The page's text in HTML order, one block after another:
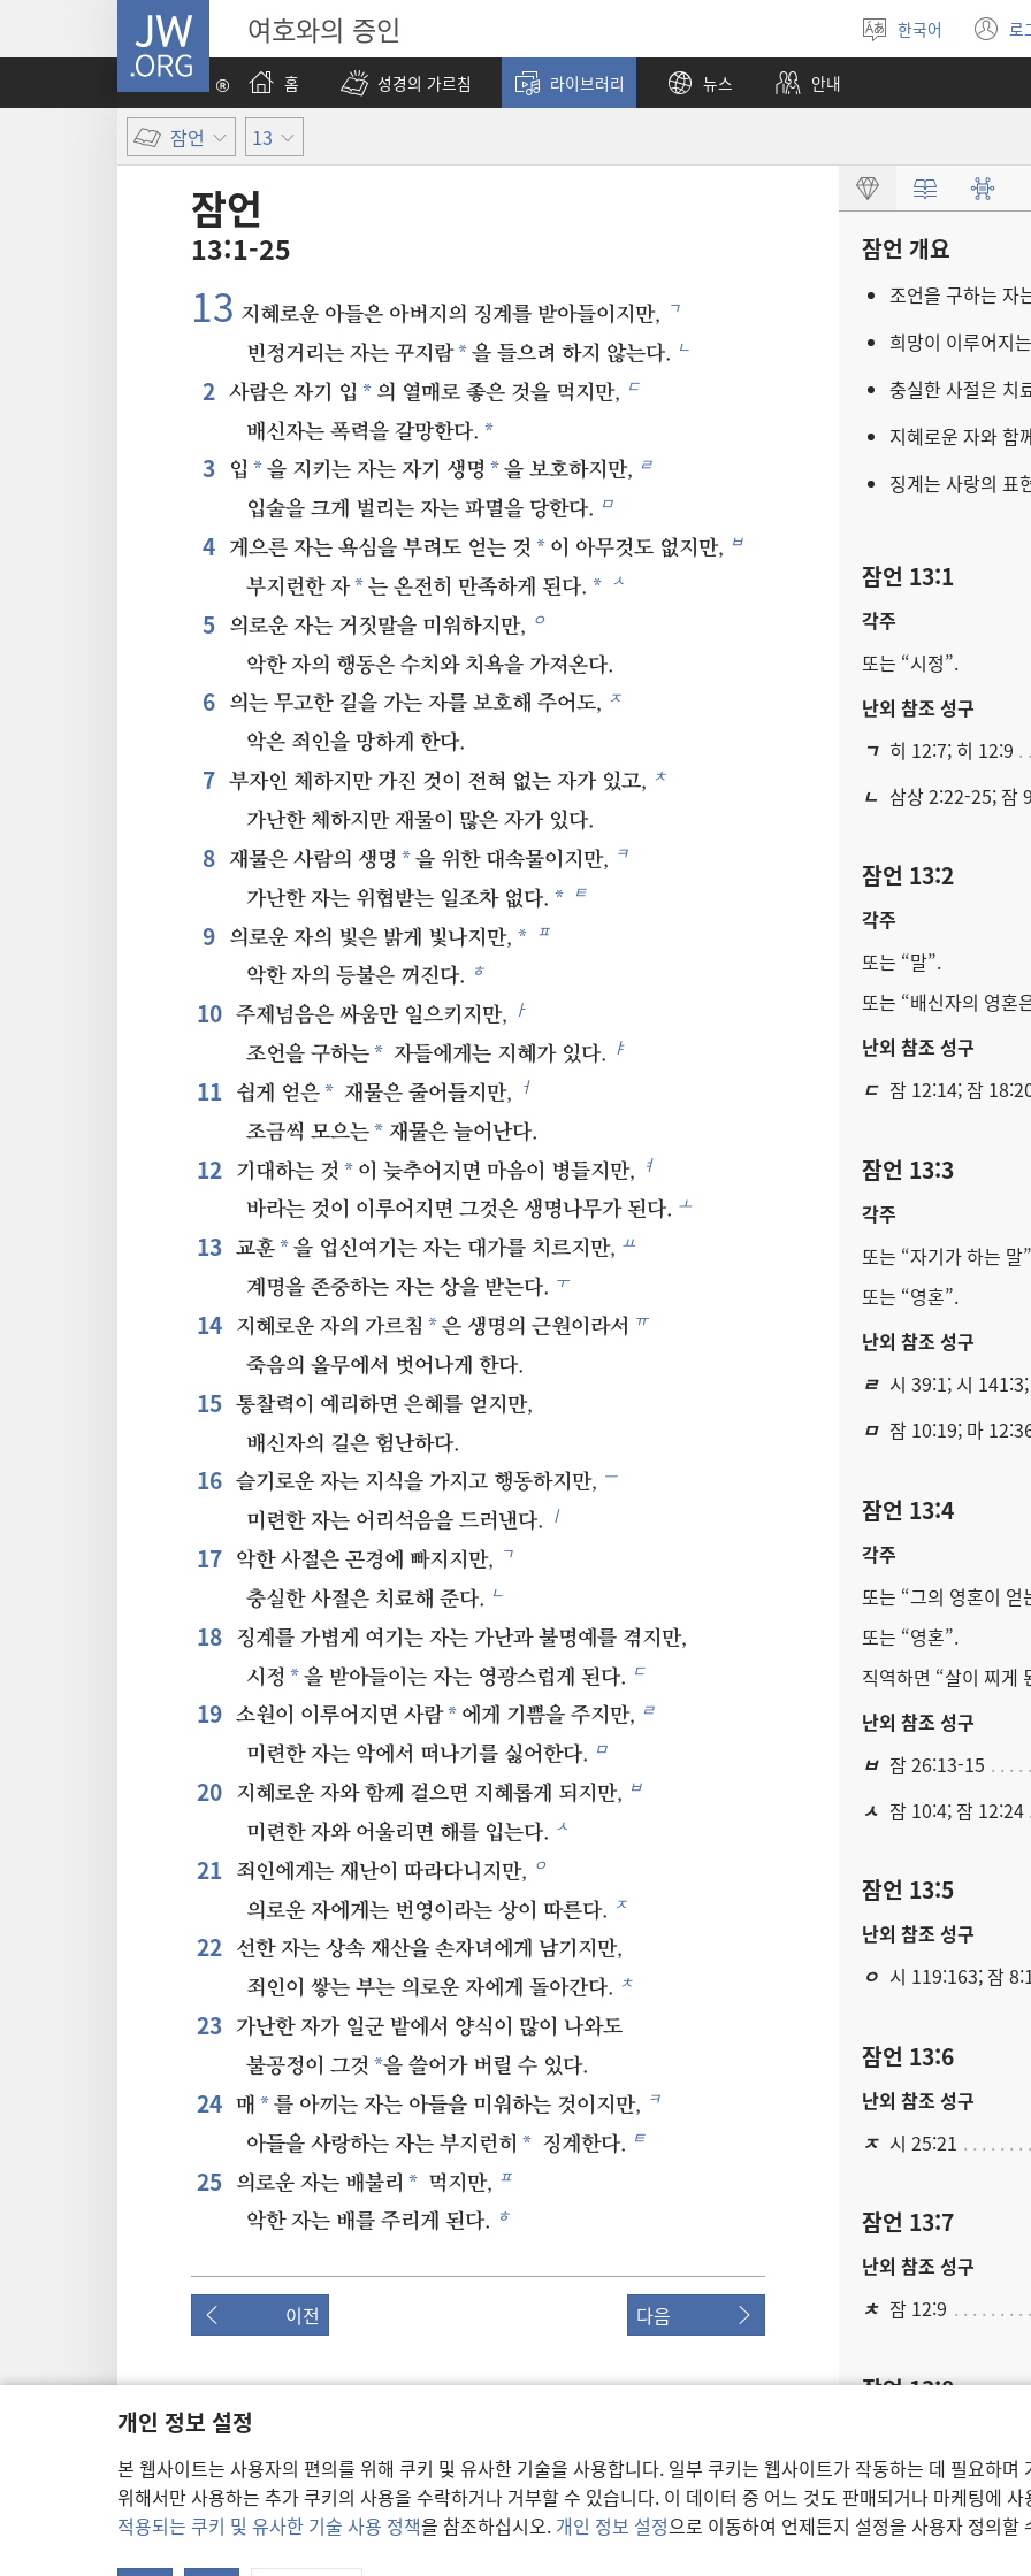
개인 정보 설정
본 웹사이트는 사용자의 편의를 위해 쿠키 및 유사한 기술을 사용합니다. 일부 쿠키는 웹사이트가 작동하는 데 필요하
위해서만 사용하는 추가 쿠키의 사용을 수락하거나 거부할 수 있습니다. 이 데이터 중 어느 것도 판매되거나 마케팅에
적용되는 쿠키 및 유사한 기술 사용 정책을 참조하십시오. 개인 정보 설정으로 이동하여 언제든지 설정을 사용자 정의할
JW.ORG 여호와의 증인
언어
선택
한국어 로
(
창
홈
성경의 가르침 라이브러리 뉴스 안내
잠언 13
잠언
13:1-25
13 지혜로운 아들은 아버지의 징계를 받아들이지만, ㄱ
빈정거리는 자는 꾸지람*을 들으려 하지 않는다. ㄴ
2 사람은 자기 입 * 의 열매로 좋은 것을 먹지만, ㄷ
배신자는 폭력을 갈망한다. *
3 입 * 을 지키는 자는 자기 생명 * 을 보호하지만, ㄹ
입술을 크게 벌리는 자는 파멸을 당한다. ㅁ
4 게으른 자는 욕심을 부려도 얻는 것 * 이 아무것도 없지만, ㅂ
부지런한 자*는 온전히 만족하게 된다. * ㅅ
5 의로운 자는 거짓말을 미워하지만, ㅇ
악한 자의 행동은 수치와 치욕을 가져온다.
6 의는 무고한 길을 가는 자를 보호해 주어도, ㅈ
악은 죄인을 망하게 한다.
7 부자인 체하지만 가진 것이 전혀 없는 자가 있고, ㅊ
가난한 체하지만 재물이 많은 자가 있다.
8 재물은 사람의 생명 * 을 위한 대속물이지만, ㅋ
가난한 자는 위협받는 일조차 없다. * ㅌ
9 의로운 자의 빛은 밝게 빛나지만, * ㅍ
악한 자의 등불은 꺼진다. ㅎ
10 주제넘음은 싸움만 일으키지만, ㅏ
조언을 구하는* 자들에게는 지혜가 있다. ㅑ
11 쉽게 얻은 * 재물은 줄어들지만, ㅓ
조금씩 모으는* 재물은 늘어난다.
12 기대하는 것 * 이 늦추어지면 마음이 병들지만, ㅕ
바라는 것이 이루어지면 그것은 생명나무가 된다. ㅗ
13 교훈 * 을 업신여기는 자는 대가를 치르지만, ㅛ
계명을 존중하는 자는 상을 받는다. ㅜ
14 지혜로운 자의 가르침 * 은 생명의 근원이라서 ㅠ
죽음의 올무에서 벗어나게 한다.
15 통찰력이 예리하면 은혜를 얻지만,
배신자의 길은 험난하다.
16 슬기로운 자는 지식을 가지고 행동하지만, ㅡ
미련한 자는 어리석음을 드러낸다. ㅣ
17 악한 사절은 곤경에 빠지지만, ㄱ
충실한 사절은 치료해 준다. ㄴ
18
징계를 가볍게 여기는 자는 가난과 불명예를 겪지만,
시정 *을 받아들이는 자는 영광스럽게 된다. ㄷ
19 소원이 이루어지면 사람 * 에게 기쁨을 주지만, ㄹ
미련한 자는 악에서 떠나기를 싫어한다. ㅁ
20 지혜로운 자와 함께 걸으면 지혜롭게 되지만, ㅂ
미련한 자와 어울리면 해를 입는다. ㅅ
21 죄인에게는 재난이 따라다니지만, ㅇ
의로운 자에게는 번영이라는 상이 따른다. ㅈ
22
선한 자는 상속 재산을 손자녀에게 남기지만,
죄인이 쌓는 부는 의로운 자에게 돌아간다. ㅊ
23
가난한 자가 일군 밭에서 양식이 많이 나와도
불공정이 그것 *을 쓸어가 버릴 수 있다.
24 매 * 를 아끼는 자는 아들을 미워하는 것이지만, ㅋ
아들을 사랑하는 자는 부지런히 * 징계한다. ㅌ
25 의로운 자는 배불리 * 먹지만, ㅍ
악한 자는 배를 주리게 된다. ㅎ
이전 다음
이 출판물의 저작권
Copyright©2026Watch Tower Bible and Tract Society of Pennsylvania.
이용 약관|개인 정보 보호 정책|개인 정보 보호 설정
잠언 개요
조언을 구하는 자
희망이 이루어지
충실한 사절은 치
지혜로운 자와 함
징계는 사랑의 표
잠언 13:1
각주
또는 “시정”.
난외 참조 성구
ㄱ 히 12:7; 히 12:9
ㄴ 삼상 2:22-25; 잠
잠언 13:2
각주
또는 “말”.
또는 “배신자의 영혼
난외 참조 성구
ㄷ 잠 12:14; 잠
잠언 13:3
각주
또는 “자기가 하는 말
또는 “영혼”.
난외 참조 성구
ㄹ 시 39:1; 시
ㅁ 잠 10:19; 마
잠언 13:4
각주
또는 “그의 영혼이 얻
또는 “영혼”.
직역하면 “살이 찌게
난외 참조 성구
ㅂ 잠 26:13-15
ㅅ 잠 10:4; 잠 12:24
잠언 13:5
난외 참조 성구
ㅇ 시 119:163; 잠
잠언 13:6
난외 참조 성구
ㅈ 시 25:21
잠언 13:7
난외 참조 성구
ㅊ 잠 12:9
잠언 13:8
또는 “영혼”.
직역하면 “꾸지람을